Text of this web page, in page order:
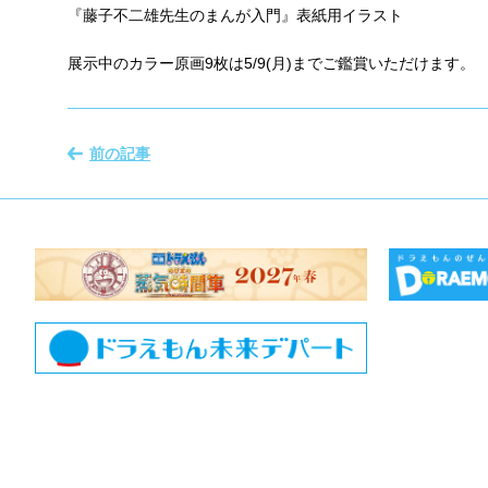
『藤子不二雄先生のまんが入門』表紙用イラスト
展示中のカラー原画9枚は5/9(月)までご鑑賞いただけます。
前の記事